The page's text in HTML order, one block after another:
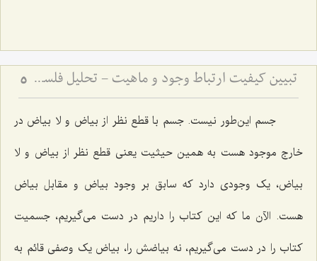
تبیین کیفیت ارتباط وجود و ماهیت - تحلیل فلسفی نحوه حمل وجود بر ماهیت و رفع شبهات 5
جسم این‌طور نیست. جسم با قطع نظر از بیاض و لا بیاض در
خارج موجود هست به همین حیثیت یعنی قطع نظر از بیاض و لا
بیاض، یک وجودی دارد که سابق بر وجود بیاض و مقابل بیاض
هست. الآن ما که این کتاب را داریم در دست می‌گیریم، جسمیت
کتاب را در دست می‌گیریم، نه بیاضش را، بیاض یک وصفی قائم به